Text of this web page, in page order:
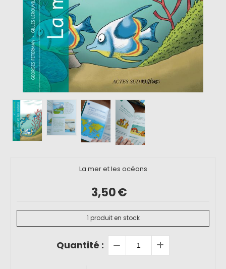
La mer et les océans
3,50€
1 produit en stock
Quantité :